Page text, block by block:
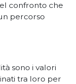
confronto che
percorso
sono i valori
tra loro per